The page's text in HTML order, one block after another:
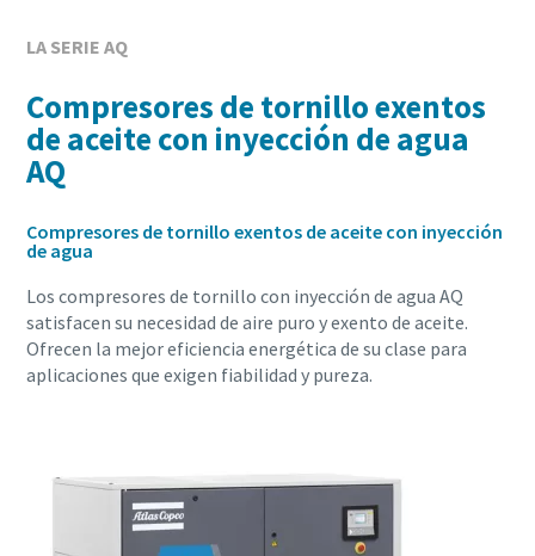
LA SERIE AQ
Compresores de tornillo exentos
de aceite con inyección de agua
AQ
Compresores de tornillo exentos de aceite con inyección
de agua
Los compresores de tornillo con inyección de agua AQ
satisfacen su necesidad de aire puro y exento de aceite.
Ofrecen la mejor eficiencia energética de su clase para
aplicaciones que exigen fiabilidad y pureza.